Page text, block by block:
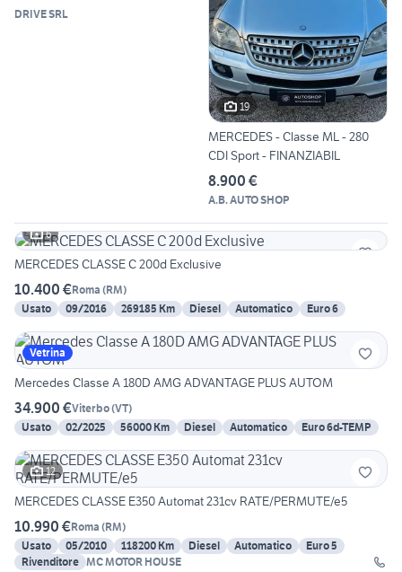
DRIVE SRL
19
MERCEDES - Classe ML - 280
CDI Sport - FINANZIABIL
8.900 €
A.B. AUTO SHOP
6
MERCEDES CLASSE C 200d Exclusive
10.400 €Roma (RM)
Usato
09/2016 269185 Km Diesel Automatico Euro 6
Vetrina
Mercedes Classe A 180D AMG ADVANTAGE PLUS AUTOM
34.900 €Viterbo(VT)
Usato
02/2025 56000 Km Diesel Automatico Euro 6d-TEMP
12
MERCEDES CLASSE E350 Automat 231cv RATE/PERMUTE/e5
10.990 €Roma (RM)
Usato
05/2010 118200 Km Diesel Automatico
Euro 5
Rivenditore MC MOTOR HOUSE